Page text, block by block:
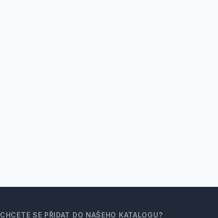
CHCETE SE PŘIDAT DO NAŠEHO KATALOGU?